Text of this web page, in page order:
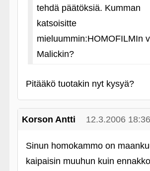
tehdä päätöksiä. Kumman
katsoisitte
mieluummin:HOMOFILMIn
Malickin?
Pitääkö tuotakin nyt kysyä?
Korson Antti 12.3.2006 18:36
Sinun homokammo on
kaipaisin muuhun kuin